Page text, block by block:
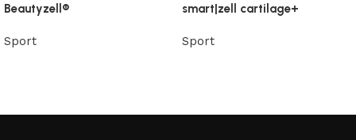
Beautyzell®
Sport
smart|zell cartilage+
Sport